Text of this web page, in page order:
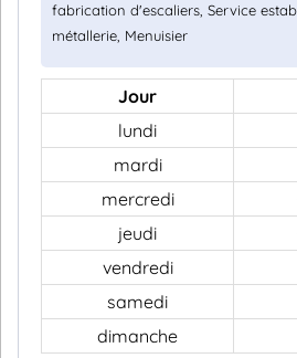
fabrication d'escaliers, Service
métallerie, Menuisier
Jour
lundi
mardi
mercredi
jeudi
vendredi
samedi
dimanche